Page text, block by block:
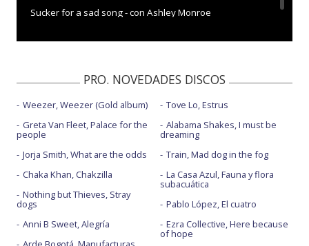
Sucker for a sad song - con Ashley Monroe
PRO. NOVEDADES DISCOS
Weezer, Weezer (Gold album)
Greta Van Fleet, Palace for the
people
Jorja Smith, What are the odds
Chaka Khan, Chakzilla
Nothing but Thieves, Stray
dogs
Anni B Sweet, Alegría
Tove Lo, Estrus
Alabama Shakes, I must be
dreaming
Train, Mad dog in the fog
La Casa Azul, Fauna y flora
subacuática
Pablo López, El cuatro
Ezra Collective, Here because
of hope